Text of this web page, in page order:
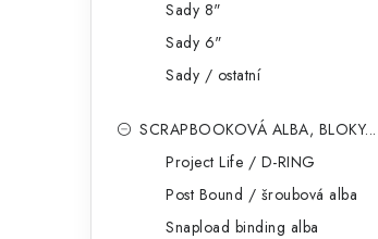
Sady 8"
Sady 6"
Sady / ostatní
SCRAPBOOKOVÁ ALBA, BLOKY...
Project Life / D-RING
Post Bound / šroubová alba
Snapload binding alba